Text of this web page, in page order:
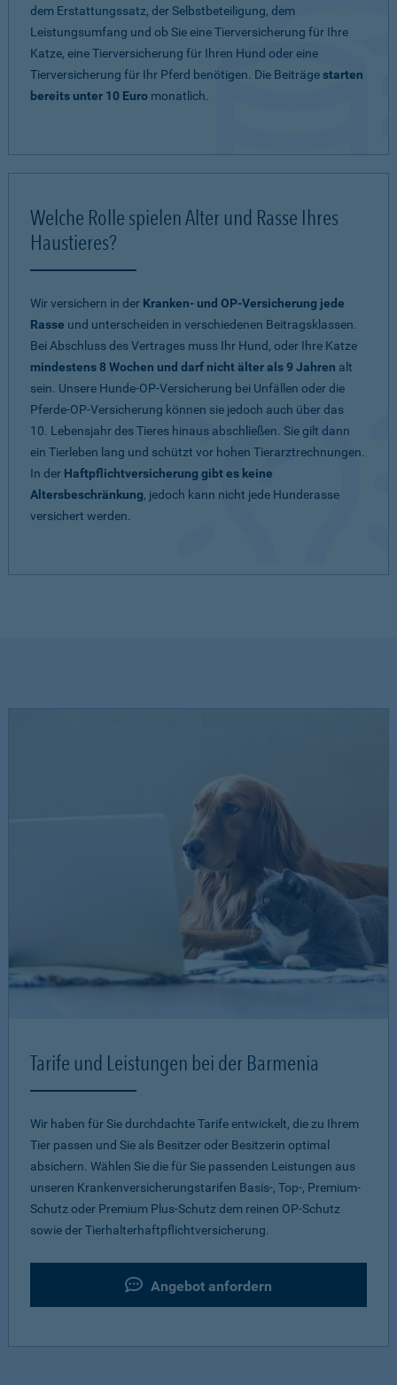
dem Erstattungssatz, der Selbstbeteiligung, dem
Leistungsumfang und ob Sie eine Tierversicherung für Ihre
Katze, eine Tierversicherung für Ihren Hund oder eine
Tierversicherung für Ihr Pferd benötigen. Die Beiträgestarten
bereits unter 10 Euro monatlich.
Welche Rolle spielen Alter und Rasse Ihres
Haustieres?
Wir versichern in der Kranken- und OP-Versicherung jede
Rasse und unterscheiden in verschiedenen Beitragsklassen.
Bei Abschluss des Vertrages muss Ihr Hund, oder Ihre Katze
mindestens 8 Wochen und darf nicht älter als 9 Jahren alt
sein. Unsere Hunde-OP-Versicherung bei Unfällen oder die
Pferde-OP-Versicherung können sie jedoch auch über das
10. Lebensjahr des Tieres hinaus abschließen. Sie gilt dann
ein Tierleben lang und schützt vor hohen Tierarztrechnungen.
In der Haftpflichtversicherung gibt es keine
Altersbeschränkung, jedoch kann nicht jede Hunderasse
versichert werden.
Tarife und Leistungen bei der Barmenia
Wir haben für Sie durchdachte Tarife entwickelt, die zu Ihrem
Tier passen und Sie als Besitzer oder Besitzerin optimal
absichern. Wählen Sie die für Sie passenden Leistungen aus
unseren Krankenversicherungstarifen Basis-, Top-, Premium-
Schutz oder Premium Plus-Schutz dem reinen OP-Schutz
sowie der Tierhalterhaftpflichtversicherung.
Angebot anfordern